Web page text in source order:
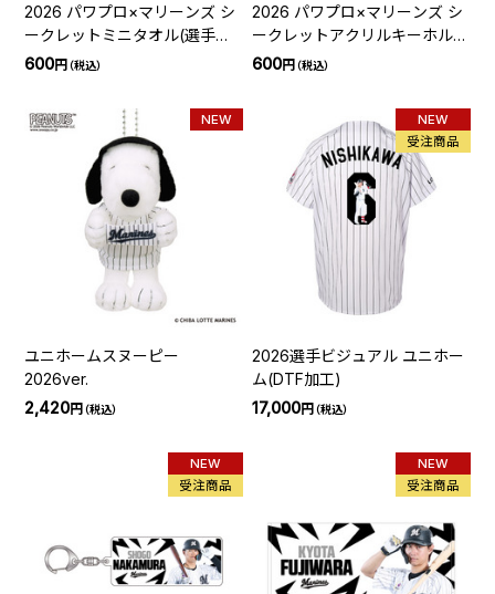
2026 パワプロ×マリーンズ シ
ークレットミニタオル(選手紹
介ビジョン)
600円（税込）
2026 パワプロ×マリーンズ シ
ークレットアクリルキーホルダ
ー(栄冠ナイン)
600円（税込）
NEW
ユニホームスヌーピー
2026ver.
2,420円（税込）
NEW
受注商品
2026選手ビジュアル ユニホー
ム(DTF加工)
17,000円（税込）
NEW
受注商品
NEW
受注商品